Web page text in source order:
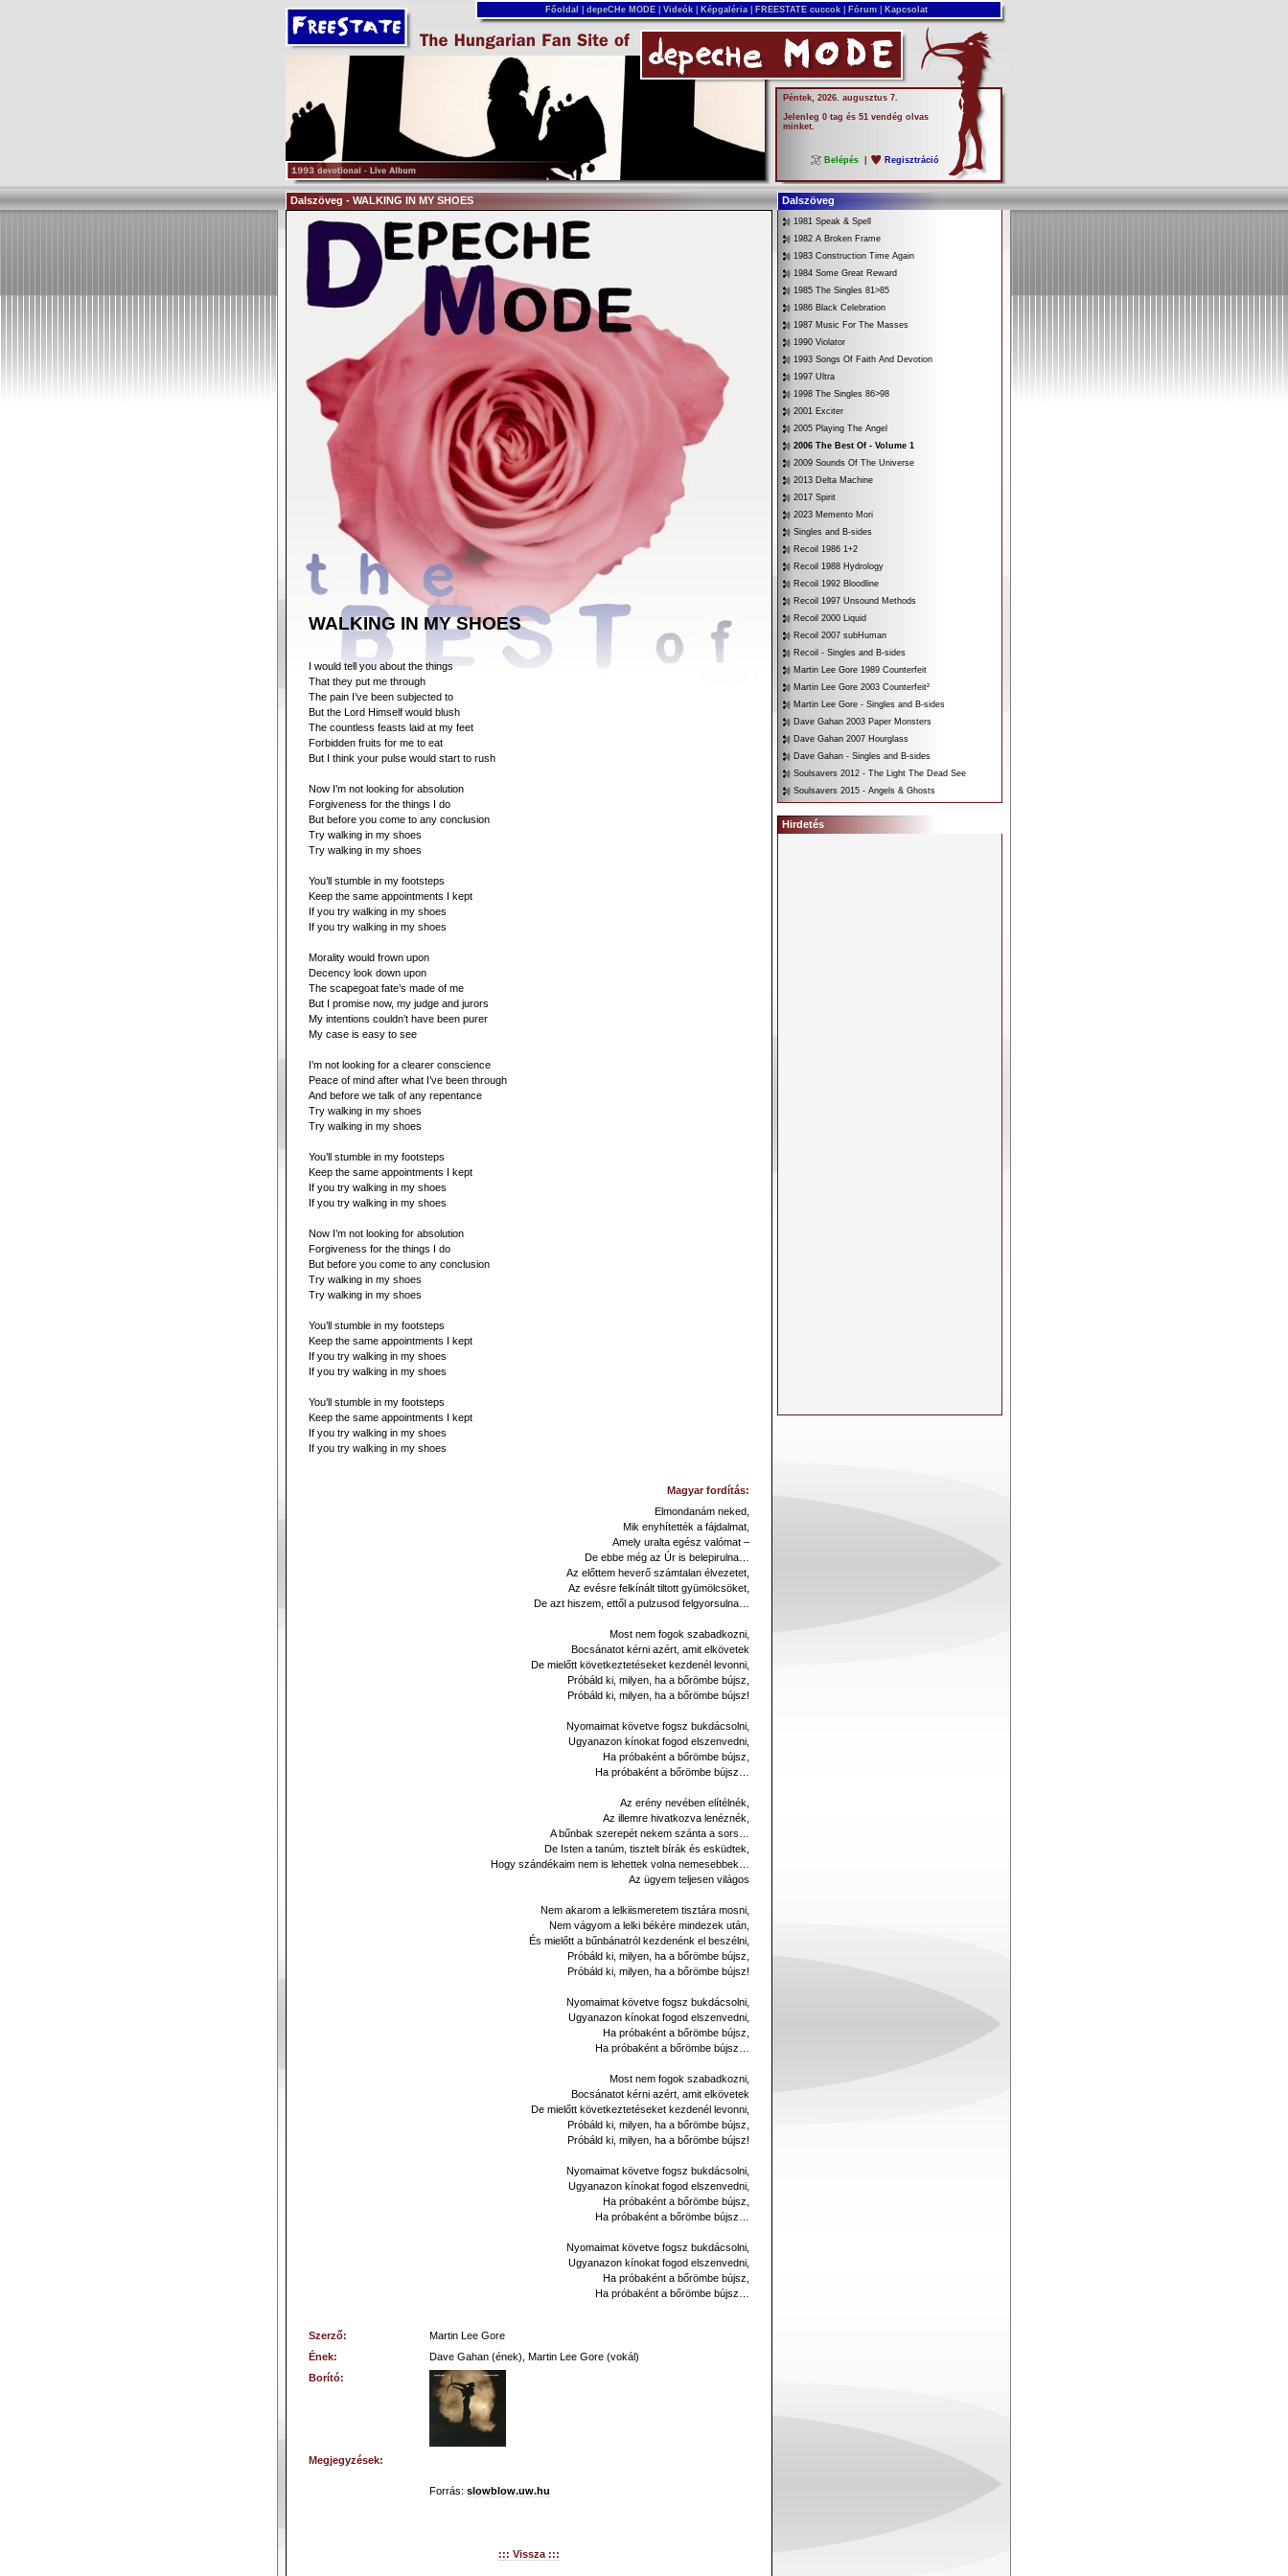
Főoldal depeCHe MODE Videók Képgaléria FREESTATE cuccok Fórum Kapcsolat
Péntek, 2026. augusztus 7.
Jelenleg 0 tag és 51 vendég olvas
minket.
Belépés Regisztráció
Dalszöveg - WALKING IN MY SHOES Dalszöveg
WALKING IN MY SHOES
I would tell you about the things
That they put me through
The pain I’ve been subjected to
But the Lord Himself would blush
The countless feasts laid at my feet
Forbidden fruits for me to eat
But I think your pulse would start to rush
Now I’m not looking for absolution
Forgiveness for the things I do
But before you come to any conclusion
Try walking in my shoes
Try walking in my shoes
You’ll stumble in my footsteps
Keep the same appointments I kept
If you try walking in my shoes
If you try walking in my shoes
Morality would frown upon
Decency look down upon
The scapegoat fate’s made of me
But I promise now, my judge and jurors
My intentions couldn’t have been purer
My case is easy to see
I’m not looking for a clearer conscience
Peace of mind after what I’ve been through
And before we talk of any repentance
Try walking in my shoes
Try walking in my shoes
You’ll stumble in my footsteps
Keep the same appointments I kept
If you try walking in my shoes
If you try walking in my shoes
Now I’m not looking for absolution
Forgiveness for the things I do
But before you come to any conclusion
Try walking in my shoes
Try walking in my shoes
You’ll stumble in my footsteps
Keep the same appointments I kept
If you try walking in my shoes
If you try walking in my shoes
You’ll stumble in my footsteps
Keep the same appointments I kept
If you try walking in my shoes
If you try walking in my shoes
Magyar fordítás:
Elmondanám neked,
Mik enyhítették a fájdalmat,
Amely uralta egész valómat –
De ebbe még az Úr is belepirulna…
Az előttem heverő számtalan élvezetet,
Az evésre felkínált tiltott gyümölcsöket,
De azt hiszem, ettől a pulzusod felgyorsulna…
Most nem fogok szabadkozni,
Bocsánatot kérni azért, amit elkövetek
De mielőtt következtetéseket kezdenél levonni,
Próbáld ki, milyen, ha a bőrömbe bújsz,
Próbáld ki, milyen, ha a bőrömbe bújsz!
Nyomaimat követve fogsz bukdácsolni,
Ugyanazon kínokat fogod elszenvedni,
Ha próbaként a bőrömbe bújsz,
Ha próbaként a bőrömbe bújsz…
Az erény nevében elítélnék,
Az illemre hivatkozva lenéznék,
A bűnbak szerepét nekem szánta a sors…
De Isten a tanúm, tisztelt bírák és esküdtek,
Hogy szándékaim nem is lehettek volna nemesebbek…
Az ügyem teljesen világos
Nem akarom a lelkiismeretem tisztára mosni,
Nem vágyom a lelki békére mindezek után,
És mielőtt a bűnbánatról kezdenénk el beszélni,
Próbáld ki, milyen, ha a bőrömbe bújsz,
Próbáld ki, milyen, ha a bőrömbe bújsz!
Nyomaimat követve fogsz bukdácsolni,
Ugyanazon kínokat fogod elszenvedni,
Ha próbaként a bőrömbe bújsz,
Ha próbaként a bőrömbe bújsz…
Most nem fogok szabadkozni,
Bocsánatot kérni azért, amit elkövetek
De mielőtt következtetéseket kezdenél levonni,
Próbáld ki, milyen, ha a bőrömbe bújsz,
Próbáld ki, milyen, ha a bőrömbe bújsz!
Nyomaimat követve fogsz bukdácsolni,
Ugyanazon kínokat fogod elszenvedni,
Ha próbaként a bőrömbe bújsz,
Ha próbaként a bőrömbe bújsz…
Nyomaimat követve fogsz bukdácsolni,
Ugyanazon kínokat fogod elszenvedni,
Ha próbaként a bőrömbe bújsz,
Ha próbaként a bőrömbe bújsz…
Szerző:
Martin Lee Gore
Ének:
Dave Gahan (ének), Martin Lee Gore (vokál)
Borító:
Megjegyzések:
Forrás: slowblow.uw.hu
::: Vissza :::
1981 Speak & Spell
1982 A Broken Frame
1983 Construction Time Again
1984 Some Great Reward
1985 The Singles 81>85
1986 Black Celebration
1987 Music For The Masses
1990 Violator
1993 Songs Of Faith And Devotion
1997 Ultra
1998 The Singles 86>98
2001 Exciter
2005 Playing The Angel
2006 The Best Of - Volume 1
2009 Sounds Of The Universe
2013 Delta Machine
2017 Spirit
2023 Memento Mori
Singles and B-sides
Recoil 1986 1+2
Recoil 1988 Hydrology
Recoil 1992 Bloodline
Recoil 1997 Unsound Methods
Recoil 2000 Liquid
Recoil 2007 subHuman
Recoil - Singles and B-sides
Martin Lee Gore 1989 Counterfeit
Martin Lee Gore 2003 Counterfeit²
Martin Lee Gore - Singles and B-sides
Dave Gahan 2003 Paper Monsters
Dave Gahan 2007 Hourglass
Dave Gahan - Singles and B-sides
Soulsavers 2012 - The Light The Dead See
Soulsavers 2015 - Angels & Ghosts
Hirdetés